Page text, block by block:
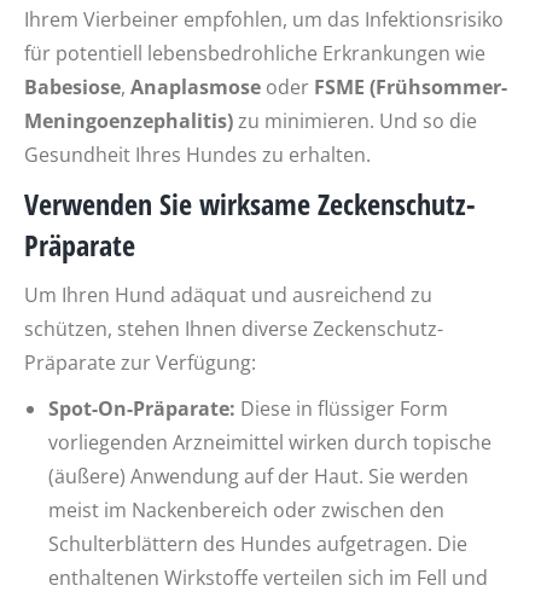
Ihrem Vierbeiner empfohlen, um das Infektionsrisiko
für potentiell lebensbedrohliche Erkrankungen wie
Babesiose, Anaplasmose oder FSME (Frühsommer-
Meningoenzephalitis)zu minimieren. Und so die
Gesundheit Ihres Hundes zu erhalten.
Verwenden Sie wirksame Zeckenschutz-
Präparate
Um Ihren Hund adäquat und ausreichend zu
schützen, stehen Ihnen diverse Zeckenschutz-
Präparate zur Verfügung:
Spot-On-Präparate: Diese in flüssiger Form
vorliegenden Arzneimittel wirken durch topische
(äußere) Anwendung auf der Haut. Sie werden
meist im Nackenbereich oder zwischen den
Schulterblättern des Hundes aufgetragen. Die
enthaltenen Wirkstoffe verteilen sich im Fell und